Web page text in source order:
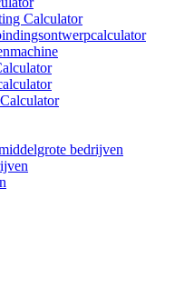
Calculator
bedrijven